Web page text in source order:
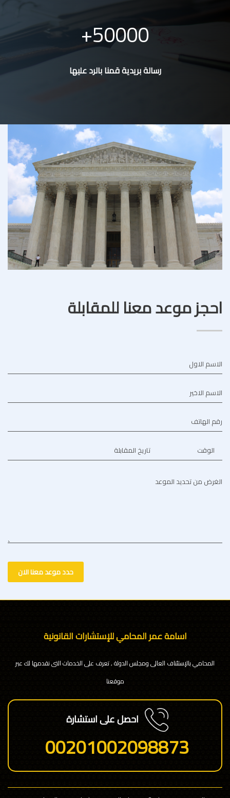
50000
رسالة بريدية قمنا بالرد عليها
احجز موعد معنا للمقابلة
الاسم الاول
الاسم الاخير
رقم الهاتف
تاريخ المقابلة الوقت
الغرض من تحديد الموعد
حدد موعد معنا الان
اسامة عمر المحامي للإستشارات القانونية
المحامي بالإستئناف العالى ومجلس الدولة , تعرف على الخدمات التى نقدمها لك عبر
موقعنا
احصل على استشارة
00201002098873